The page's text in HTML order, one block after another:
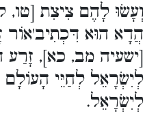
וְעָשׂוּ לָהֶם צִיצִת [טו,
הֲדָא הוּא דִּכְתִיב'אוֹר
[ישעיה מב, כא], זָרַע
לְיִשְׂרָאֵל לְחַיֵּי
לְיִשְׂרָאֵל.